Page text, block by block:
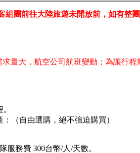
組團前往大陸旅遊未開放前，如有整
量大，航空公司航班變動；為讓行
（自由選購，絕不強迫購買）
服務費 300台幣/人/天數。